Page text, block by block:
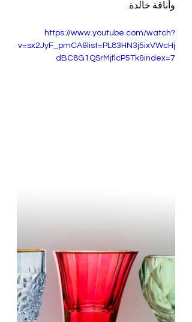
وأناقة خالدة.
https://www.youtube.com/watch?
v=sx2JyF_pmCA&list=PL83HN3j5ixVWcHj
dBC8G1QSrMjflcP5Tk&index=7